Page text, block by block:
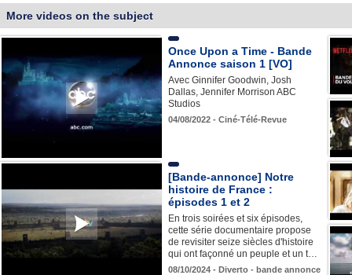
More videos on the subject
Once Upon a Time - Bande
Annonce saison 1 [VO]
Avec Ginnifer Goodwin, Josh
Dallas, Jennifer Morrison ABC
Studios
04/08/2022 - Ciné-Télé-Revue
[Bande-annonce] Notre
histoire de France :
épisodes 1 et 2
En trois soirées et six épisodes,
cette série documentaire propose
de revisiter seize siècles d'histoire
qui ont façonné un peuple et un t…
08/10/2024 - Diverto - bande annonce